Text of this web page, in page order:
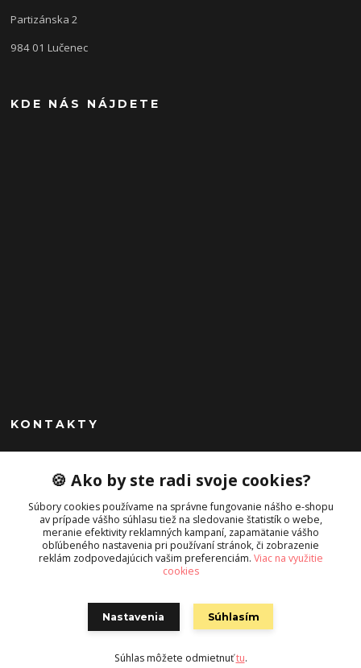
Partizánska 2
984 01 Lučenec
KDE NÁS NÁJDETE
KONTAKTY
Peknekabelky.sk
+421 949747302
Po-Pia 10-16
info@peknekabelky.sk
Vytvorené na Eshop-rychlo.sk
🍪 Ako by ste radi svoje cookies?
Súbory cookies používame na správne fungovanie nášho e-shopu
av prípade vášho súhlasu tiež na sledovanie štatistík o webe,
meranie efektivity reklamných kampaní, zapamätanie vášho
obľúbeného nastavenia pri používaní stránok, či zobrazenie
reklám zodpovedajúcich vašim preferenciám. Viac na využitie
cookies
Nastavenia Súhlasím
Súhlas môžete odmietnuťtu.